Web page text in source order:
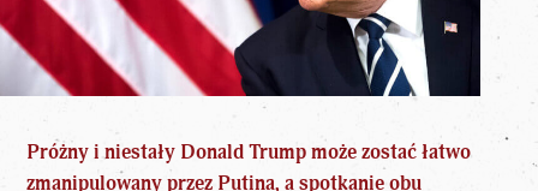
Próżny i niestały Donald Trump może zostać łatwo
zmanipulowany przez Putina, a spotkanie obu